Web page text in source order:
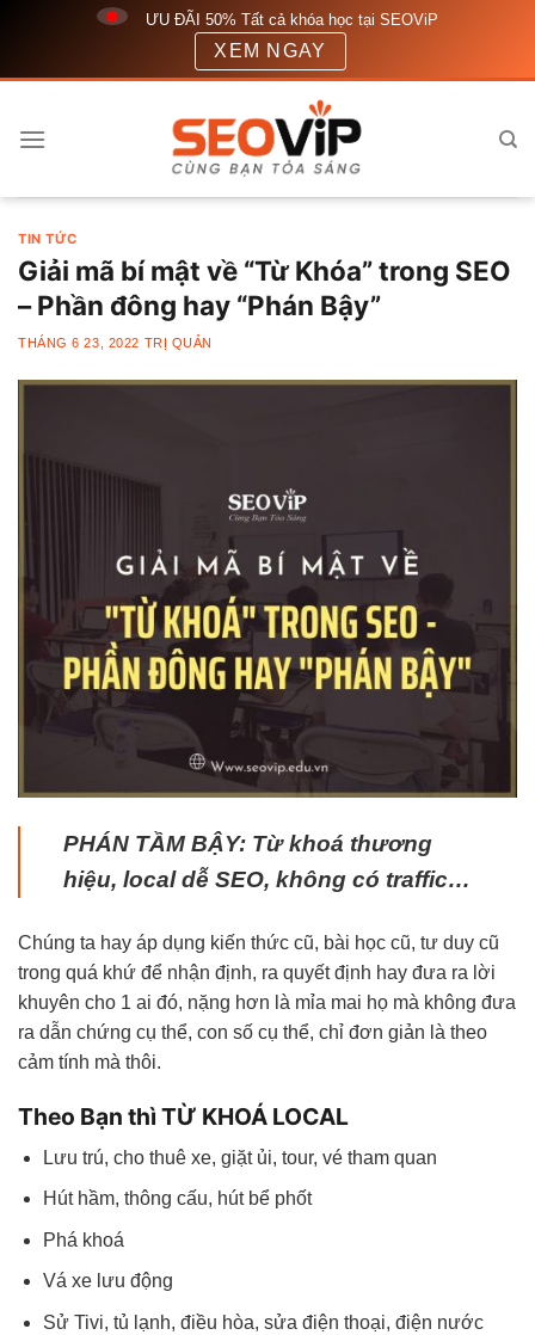
nội
ƯU ĐÃI 50% Tất cả khóa học tại SEOViP
XEM NGAY
TIN TỨC
Giải mã bí mật về “Từ Khóa” trong SEO
– Phần đông hay “Phán Bậy”
THÁNG 6 23, 2022 TRỊ QUẢN
PHÁN TẦM BẬY: Từ khoá thương
hiệu, local dễ SEO, không có traffic…
Chúng ta hay áp dụng kiến thức cũ, bài học cũ, tư duy cũ
trong quá khứ để nhận định, ra quyết định hay đưa ra lời
khuyên cho 1 ai đó, nặng hơn là mỉa mai họ mà không đưa
ra dẫn chứng cụ thể, con số cụ thể, chỉ đơn giản là theo
cảm tính mà thôi.
Theo Bạn thì TỪ KHOÁ LOCAL
Lưu trú, cho thuê xe, giặt ủi, tour, vé tham quan
Hút hầm, thông cấu, hút bể phốt
Phá khoá
Vá xe lưu động
Sử Tivi, tủ lạnh, điều hòa, sửa điện thoại, điện nước